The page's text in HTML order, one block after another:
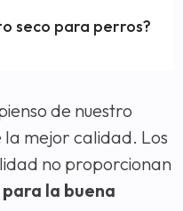
seco para perros?
de nuestro
mejor calidad. Los
no proporcionan
la buena